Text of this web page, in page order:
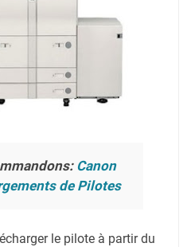
Canon
de Pilotes
le pilote à partir du